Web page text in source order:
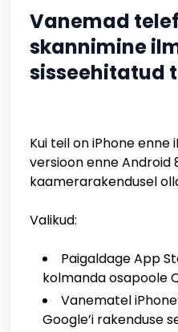
Vanemad
skannimine
sisseehitatud
Kui teil on iPhone enne
versioon enne Android
kaamerarakendusel
Valikud:
Paigaldage App
kolmanda osapoole
Vanematel
Google’i rakenduse